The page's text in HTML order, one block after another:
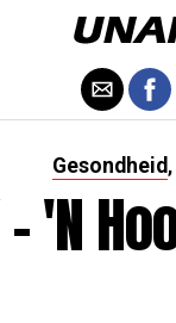
Gesondheid,
'n